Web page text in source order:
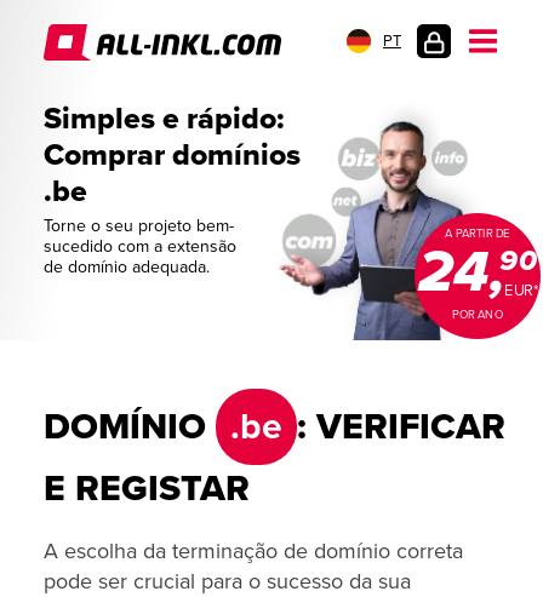
PT
CLIENTE
Simples e rápido:
Comprar domínios
.be
Torne o seu projeto bem-
sucedido com a extensão
de domínio adequada.
A PARTIR DE
24,EUR*
90
POR ANO
DOMÍNIO .be : VERIFICAR
E REGISTAR
A escolha da terminação de domínio correta
pode ser crucial para o sucesso da sua